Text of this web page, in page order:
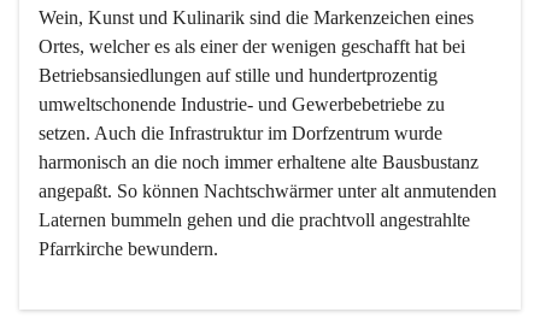
Wein, Kunst und Kulinarik sind die Markenzeichen eines
Ortes, welcher es als einer der wenigen geschafft hat bei
Betriebsansiedlungen auf stille und hundertprozentig
umweltschonende Industrie- und Gewerbebetriebe zu
setzen. Auch die Infrastruktur im Dorfzentrum wurde
harmonisch an die noch immer erhaltene alte Bausbustanz
angepaßt. So können Nachtschwärmer unter alt anmutenden
Laternen bummeln gehen und die prachtvoll angestrahlte
Pfarrkirche bewundern.
Der Weinbau dominert heute nicht mehr, ist aber integrativer